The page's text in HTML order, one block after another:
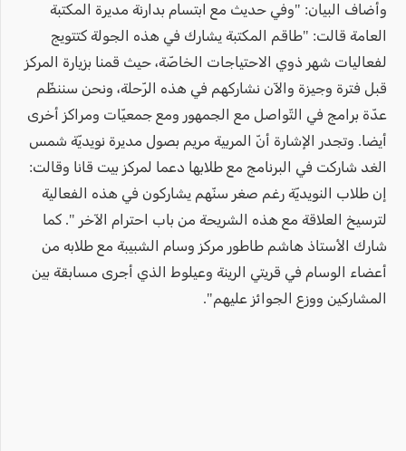
وأضاف البيان: "وفي حديث مع ابتسام بدارنة مديرة المكتبة
العامة قالت: "طاقم المكتبة يشارك في هذه الجولة كتتويج
لفعاليات شهر ذوي الاحتياجات الخاصّة، حيث قمنا بزيارة المركز
قبل فترة وجيزة والآن نشاركهم في هذه الرّحلة، ونحن سننظّم
عدّة برامج في التّواصل مع الجمهور ومع جمعيّات ومراكز أخرى
أيضا. وتجدر الإشارة أنّ المربية مريم بصول مديرة نويديّة شمس
الغد شاركت في البرنامج مع طلابها دعما لمركز بيت قانا وقالت:
إن طلاب النويديّة رغم صغر سنّهم يشاركون في هذه الفعالية
لترسيخ العلاقة مع هذه الشريحة من باب احترام الآخر ". كما
شارك الأستاذ هاشم طاطور مركز وسام الشبيبة مع طلابه من
أعضاء الوسام في قريتي الرينة وعيلوط الذي أجرى مسابقة بين
المشاركين ووزع الجوائز عليهم".